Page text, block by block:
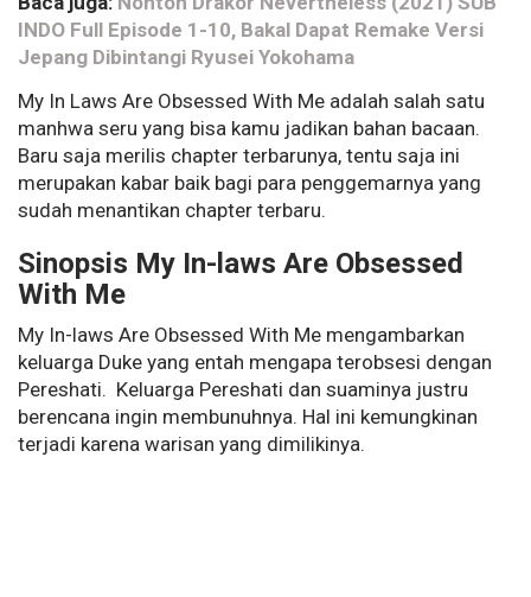
INDO Full Episode 1-10, Bakal Dapat Remake Versi
Jepang Dibintangi Ryusei Yokohama
My In Laws Are Obsessed With Me adalah salah satu
manhwa seru yang bisa kamu jadikan bahan bacaan.
Baru saja merilis chapter terbarunya, tentu saja ini
merupakan kabar baik bagi para penggemarnya yang
sudah menantikan chapter terbaru.
Sinopsis My In-laws Are Obsessed
With Me
My In-laws Are Obsessed With Me mengambarkan
keluarga Duke yang entah mengapa terobsesi dengan
Pereshati. Keluarga Pereshati dan suaminya justru
berencana ingin membunuhnya. Hal ini kemungkinan
terjadi karena warisan yang dimilikinya.